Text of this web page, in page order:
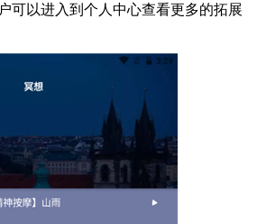
以进入到个人中心查看更多的拓展